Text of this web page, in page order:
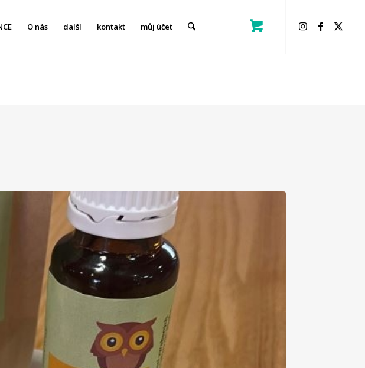
O nás další kontakt můj účet